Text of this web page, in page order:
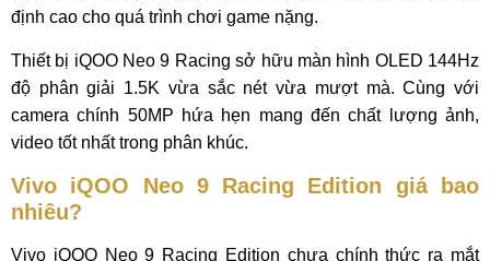
định cao cho quá trình chơi game nặng.
Thiết bị iQOO Neo 9 Racing sở hữu màn hình OLED 144Hz
độ phân giải 1.5K vừa sắc nét vừa mượt mà. Cùng với
camera chính 50MP hứa hẹn mang đến chất lượng ảnh,
video tốt nhất trong phân khúc.
Vivo iQOO Neo 9 Racing Edition giá bao
nhiêu?
Vivo iQOO Neo 9 Racing Edition chưa chính thức ra mắt